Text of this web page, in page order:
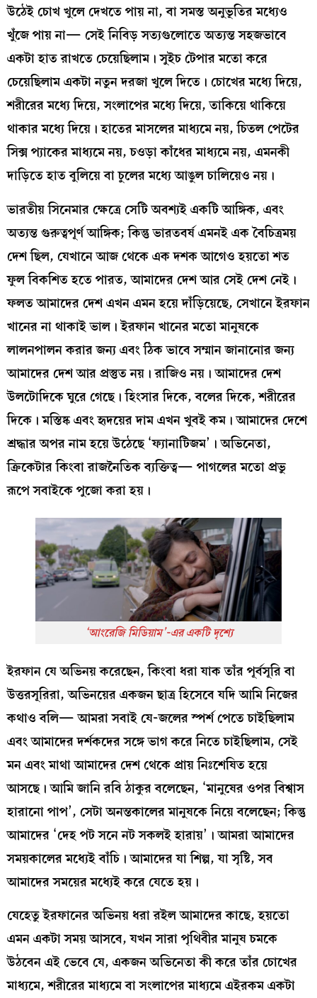
উঠেই চোখ খুলে দেখতে পায় না, বা সমস্ত অনুভূতির মধ্যেও
খুঁজে পায় না— সেই নিবিড় সত্যগুলোতে অত্যন্ত সহজভাবে
একটা হাত রাখতে চেয়েছিলাম। সুইচ টেপার মতো করে
চেয়েছিলাম একটা নতুন দরজা খুলে দিতে। চোখের মধ্যে দিয়ে,
শরীরের মধ্যে দিয়ে, সংলাপের মধ্যে দিয়ে, তাকিয়ে থাকিয়ে
থাকার মধ্যে দিয়ে। হাতের মাসলের মাধ্যমে নয়, চিতল পেটের
সিক্স প্যাকের মাধ্যমে নয়, চওড়া কাঁধের মাধ্যমে নয়, এমনকী
দাড়িতে হাত বুলিয়ে বা চুলের মধ্যে আঙুল চালিয়েও নয়।
ভারতীয় সিনেমার ক্ষেত্রে সেটি অবশ্যই একটি আঙ্গিক, এবং
অত্যন্ত গুরুত্বপূর্ণ আঙ্গিক; কিন্তু ভারতবর্ষ এমনই এক বৈচিত্রময়
দেশ ছিল, যেখানে আজ থেকে এক দশক আগেও হয়তো শত
ফুল বিকশিত হতে পারত, আমাদের দেশ আর সেই দেশ নেই।
ফলত আমাদের দেশ এখন এমন হয়ে দাঁড়িয়েছে, সেখানে ইরফান
খানের না থাকাই ভাল। ইরফান খানের মতো মানুষকে
লালনপালন করার জন্য এবং ঠিক ভাবে সম্মান জানানোর জন্য
আমাদের দেশ আর প্রস্তুত নয়। রাজিও নয়। আমাদের দেশ
উলটোদিকে ঘুরে গেছে। হিংসার দিকে, বলের দিকে, শরীরের
দিকে। মস্তিষ্ক এবং হৃদয়ের দাম এখন খুবই কম। আমাদের দেশে
শ্রদ্ধার অপর নাম হয়ে উঠেছে ‘ফ্যানাটিজম’। অভিনেতা,
ক্রিকেটার কিংবা রাজনৈতিক ব্যক্তিত্ব— পাগলের মতো প্রভু
রূপে সবাইকে পুজো করা হয়।
‘আংরেজি মিডিয়াম’-এর একটি দৃশ্যে
ইরফান যে অভিনয় করেছেন, কিংবা ধরা যাক তাঁর পূর্বসূরি বা
উত্তরসূরিরা, অভিনয়ের একজন ছাত্র হিসেবে যদি আমি নিজের
কথাও বলি— আমরা সবাই যে-জলের স্পর্শ পেতে চাইছিলাম
এবং আমাদের দর্শকদের সঙ্গে ভাগ করে নিতে চাইছিলাম, সেই
মন এবং মাথা আমাদের দেশ থেকে প্রায় নিঃশেষিত হয়ে
আসছে। আমি জানি রবি ঠাকুর বলেছেন, ‘মানুষের ওপর বিশ্বাস
হারানো পাপ’, সেটা অনন্তকালের মানুষকে নিয়ে বলেছেন; কিন্তু
আমাদের ‘দেহ পট সনে নট সকলই হারায়’। আমরা আমাদের
সময়কালের মধ্যেই বাঁচি। আমাদের যা শিল্প, যা সৃষ্টি, সব
আমাদের সময়ের মধ্যেই করে যেতে হয়।
যেহেতু ইরফানের অভিনয় ধরা রইল আমাদের কাছে, হয়তো
এমন একটা সময় আসবে, যখন সারা পৃথিবীর মানুষ চমকে
উঠবেন এই ভেবে যে, একজন অভিনেতা কী করে তাঁর চোখের
মাধ্যমে, শরীরের মাধ্যমে বা সংলাপের মাধ্যমে এইরকম একটা